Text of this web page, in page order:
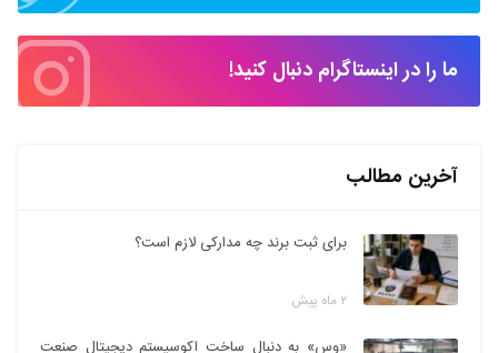
ما را در اینستاگرام دنبال کنید!
آخرین مطالب
برای ثبت برند چه مدارکی لازم است؟
۲ ماه پیش
«وس» به دنبال ساخت اکوسیستم دیجیتال صنعت